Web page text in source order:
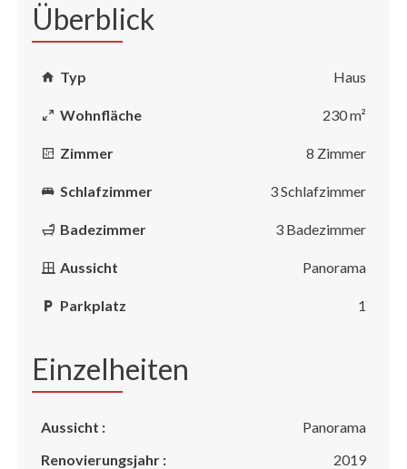
Überblick
Typ Haus
Wohnfläche 230 m²
Zimmer 8 Zimmer
Schlafzimmer 3 Schlafzimmer
Badezimmer 3 Badezimmer
Aussicht Panorama
Parkplatz 1
Einzelheiten
Aussicht :
Panorama
Renovierungsjahr :
2019